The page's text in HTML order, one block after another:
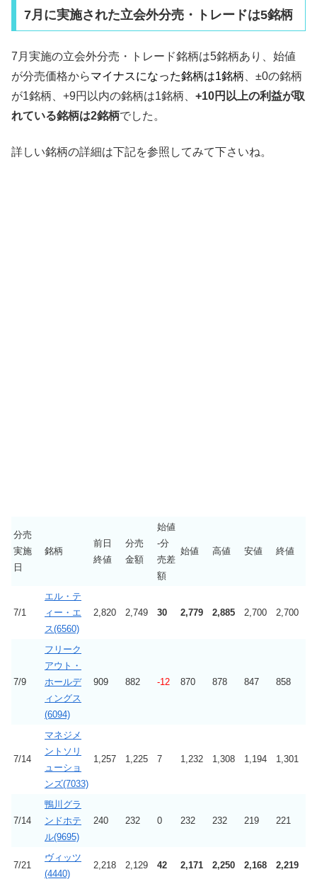
7月に実施された立会外分売・トレードは5銘柄
7月実施の立会外分売・トレード銘柄は5銘柄あり、始値
が分売価格からマイナスになった銘柄は1銘柄、±0の銘柄
が1銘柄、+9円以内の銘柄は1銘柄、 +10円以上の利益が取
れている銘柄は2銘柄でした。
詳しい銘柄の詳細は下記を参照してみて下さいね。
分売
実施
日
銘柄
前日
終値
分売
金額
始値
-分
売差
額
始値 高値 安値 終値
7/1
エル・テ
ィー・エ
ス(6560)
2,820 2,749 30 2,779 2,885 2,700 2,700
7/9
フリーク
アウト・
ホールデ
ィングス
(6094)
909 882 -12 870 878 847 858
7/14
マネジメ
ントソリ
ューショ
ンズ(7033)
1,257 1,225 7 1,232 1,308 1,194 1,301
7/14
鴨川グラ
ンドホテ
ル(9695)
240 232 0 232 232 219 221
7/21
ヴィッツ
(4440)
2,218 2,129 42 2,171 2,250 2,168 2,219